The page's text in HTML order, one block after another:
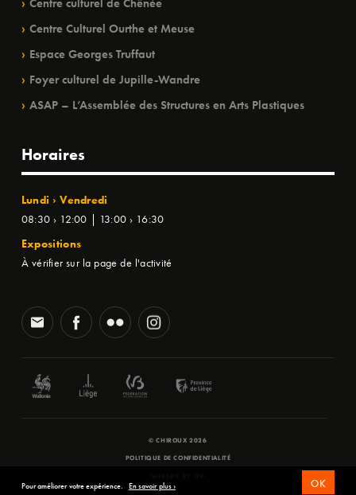
Centre culturel de Chênée
Centre Culturel Ourthe et Meuse
Espace Georges Truffaut
Foyer culturel de Jupille-Wandre
ASAP – L’Assemblée des Structures en Arts Plastiques
Horaires
Lundi › Vendredi
08:30 › 12:00 | 13:00 › 16:30
Expositions
À vérifier sur la page de l'activité
© CHIROUX 2026
POLITIQUE DE CONFIDENTIALITÉ
Pour améliorer votre expérience. En savoir plus › OK